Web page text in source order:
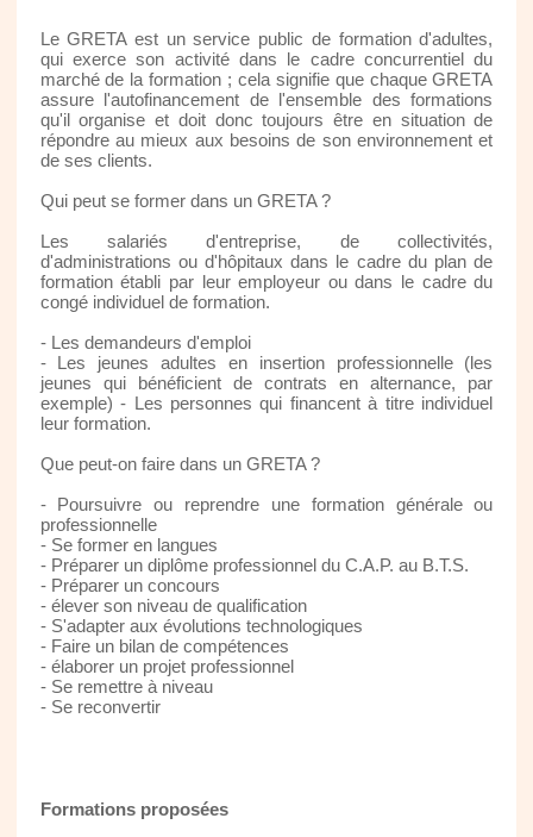
Le GRETA est un service public de formation d'adultes,
qui exerce son activité dans le cadre concurrentiel du
marché de la formation ; cela signifie que chaque GRETA
assure l'autofinancement de l'ensemble des formations
qu'il organise et doit donc toujours être en situation de
répondre au mieux aux besoins de son environnement et
de ses clients.
Qui peut se former dans un GRETA ?
Les salariés d'entreprise, de collectivités,
d'administrations ou d'hôpitaux dans le cadre du plan de
formation établi par leur employeur ou dans le cadre du
congé individuel de formation.
- Les demandeurs d'emploi
- Les jeunes adultes en insertion professionnelle (les
jeunes qui bénéficient de contrats en alternance, par
exemple) - Les personnes qui financent à titre individuel
leur formation.
Que peut-on faire dans un GRETA ?
- Poursuivre ou reprendre une formation générale ou
professionnelle
- Se former en langues
- Préparer un diplôme professionnel du C.A.P. au B.T.S.
- Préparer un concours
- élever son niveau de qualification
- S'adapter aux évolutions technologiques
- Faire un bilan de compétences
- élaborer un projet professionnel
- Se remettre à niveau
- Se reconvertir
Formations proposées